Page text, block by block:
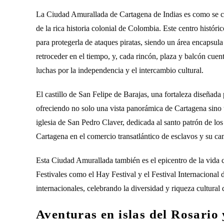
La Ciudad Amurallada de Cartagena de Indias es como
de la rica historia colonial de Colombia. Este centro
para protegerla de ataques piratas, siendo un área
retroceder en el tiempo, y, cada rincón, plaza y balcón
luchas por la independencia y el intercambio cultural.
El castillo de San Felipe de Barajas, una fortaleza
ofreciendo no solo una vista panorámica de Cartagena
iglesia de San Pedro Claver, dedicada al santo patrón de
Cartagena en el comercio transatlántico de esclavos y su
Esta Ciudad Amurallada también es el epicentro de la vida
Festivales como el Hay Festival y el Festival Internacional
internacionales, celebrando la diversidad y riqueza cultural
Aventuras en islas del Rosario